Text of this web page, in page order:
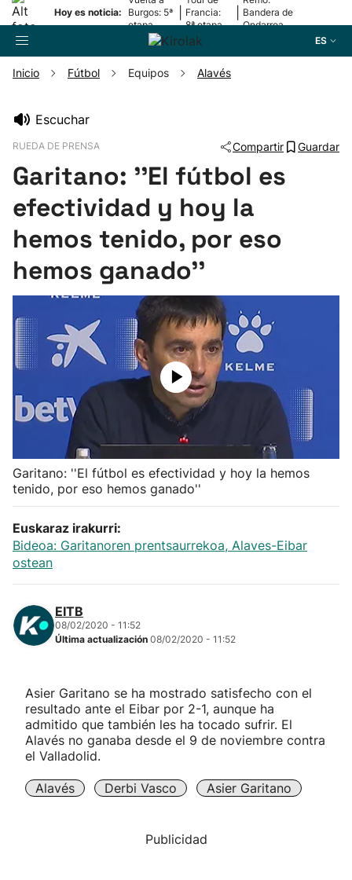
Hoy es noticia:
Burgos: 5ª
etapa
Francia:
8ª etapa
Bandera de
Ondarroa
ES
Pelota
Remo
Ciclismo
Balonmano
Kirolak 360
Atletismo
Carreras de montaña
"Helmuga"
Inicio Fútbol Equipos Alavés
Escuchar
RUEDA DE PRENSA Compartir Guardar
Garitano: ''El fútbol es
efectividad y hoy la
hemos tenido, por eso
hemos ganado''
Garitano: ''El fútbol es efectividad y hoy la hemos
tenido, por eso hemos ganado''
Euskaraz irakurri:
Bideoa: Garitanoren prentsaurrekoa, Alaves-Eibar
ostean
EITB
08/02/2020 - 11:52
Última actualización 08/02/2020 - 11:52
Asier Garitano se ha mostrado satisfecho con el
resultado ante el Eibar por 2-1, aunque ha
admitido que también les ha tocado sufrir. El
Alavés no ganaba desde el 9 de noviembre contra
el Valladolid.
Alavés Derbi Vasco Asier Garitano
Publicidad